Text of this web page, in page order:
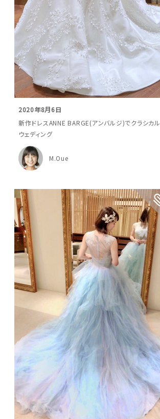
2020年8月6日
新作ドレスANNE BARGE(アンバルジ)でクラシカル
ウェディング
M.Oue